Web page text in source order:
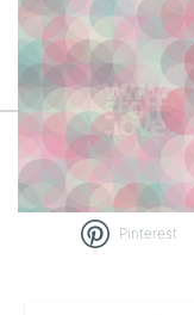
Pinterest